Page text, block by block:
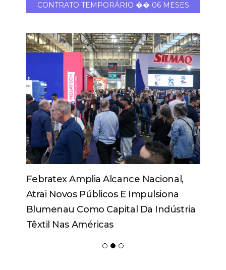
CONTRATO TEMPORÁRIO �� 06 MESES
Febratex Amplia Alcance Nacional,
Atrai Novos Públicos E Impulsiona
Blumenau Como Capital Da Indústria
Têxtil Nas Américas